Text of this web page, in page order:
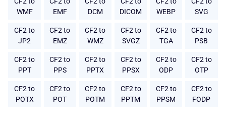
WMF
EMF
DCM
DICOM
WEBP
SVG
CF2 to
JP2
CF2 to
EMZ
CF2 to
WMZ
CF2 to
SVGZ
CF2 to
TGA
CF2 to
PSB
CF2 to
PPT
CF2 to
PPS
CF2 to
PPTX
CF2 to
PPSX
CF2 to
ODP
CF2 to
OTP
CF2 to
POTX
CF2 to
POT
CF2 to
POTM
CF2 to
PPTM
CF2 to
PPSM
CF2 to
FODP